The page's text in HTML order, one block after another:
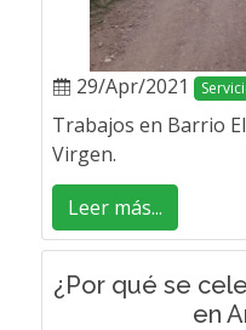
29/Apr/2021
Trabajos en Barrio
Virgen.
Leer más...
¿Por qué se
en